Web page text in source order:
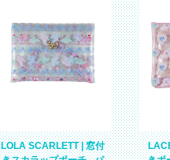
LOLA SCARLETT | 窓付